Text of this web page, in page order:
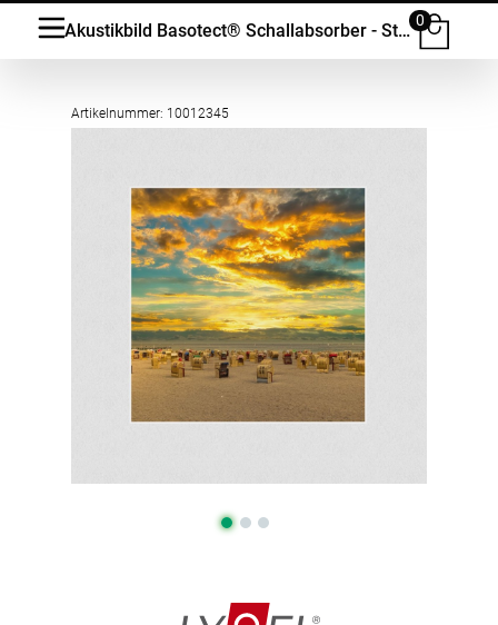
Akustikbild Basotect® Schallabsorber - Strand Panorama in vielen Grössen
0
Artikelnummer: 10012345